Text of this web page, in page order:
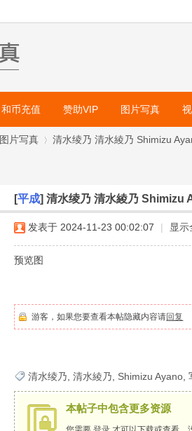
和币充值 赞助VIP 图片写真
图片写真
›
清水绫乃 清水綾乃 Shimizu
[平成]清水绫乃 清水綾乃 Shimizu
发表于 2024-11-23 00:02:07 | 显示
预览图
游客，如果您要查看本帖隐藏内容请回复
清水绫乃 ,清水綾乃 Shimizu Ayano ,
本帖子中包含更多资源